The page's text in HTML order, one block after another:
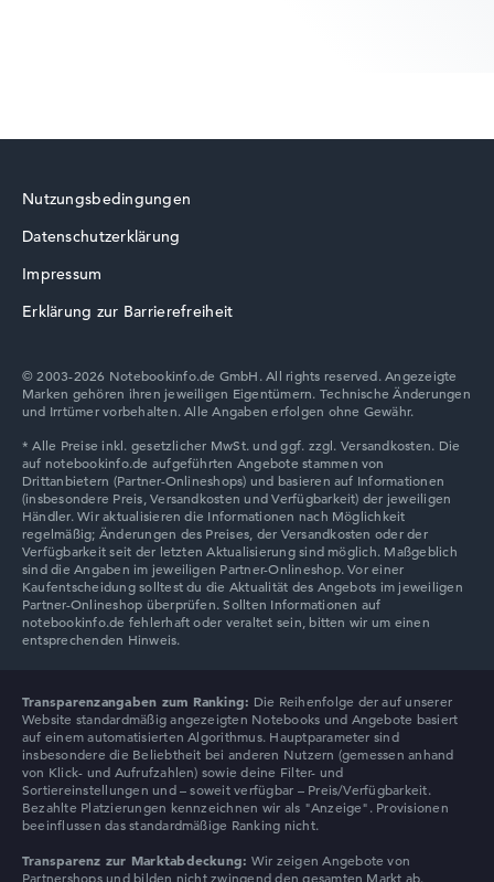
Lenovo Chromebook
Lenovo LOQ
Nutzungsbedingungen
Datenschutzerklärung
Impressum
Erklärung zur Barrierefreiheit
© 2003-2026 Notebookinfo.de GmbH. All rights reserved. Angezeigte
Marken gehören ihren jeweiligen Eigentümern. Technische Änderungen
und Irrtümer vorbehalten. Alle Angaben erfolgen ohne Gewähr.
Transparenzangaben zum Ranking: Die Reihenfolge der auf unserer
Website standardmäßig angezeigten Notebooks und Angebote basiert
auf einem automatisierten Algorithmus. Hauptparameter sind
insbesondere die Beliebtheit bei anderen Nutzern (gemessen anhand
von Klick- und Aufrufzahlen) sowie deine Filter- und
Sortiereinstellungen und – soweit verfügbar – Preis/Verfügbarkeit.
Bezahlte Platzierungen kennzeichnen wir als "Anzeige". Provisionen
beeinflussen das standardmäßige Ranking nicht.
Transparenz zur Marktabdeckung: Wir zeigen Angebote von
Partnershops und bilden nicht zwingend den gesamten Markt ab.